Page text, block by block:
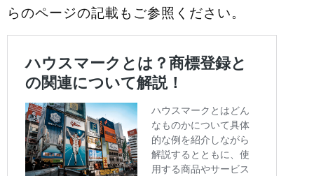
らのページの記載もご参照ください。